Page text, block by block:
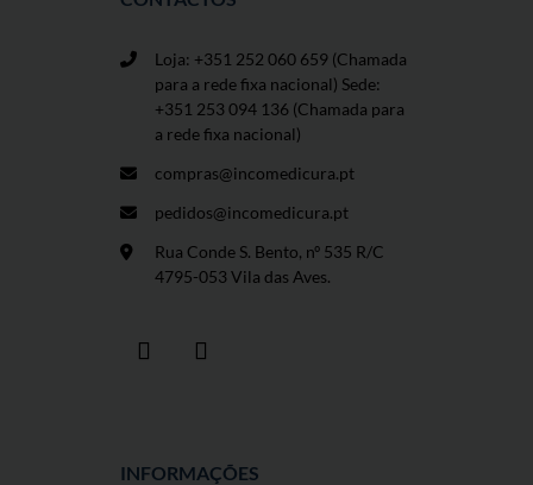
Loja: +351 252 060 659 (Chamada
para a rede fixa nacional) Sede:
+351 253 094 136 (Chamada para
a rede fixa nacional)
compras@incomedicura.pt
pedidos@incomedicura.pt
Rua Conde S. Bento, nº 535 R/C
4795-053 Vila das Aves.
INFORMAÇÕES